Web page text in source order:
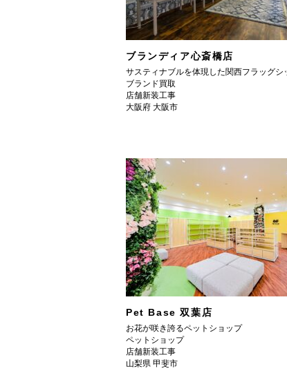
ブランディア心斎橋店
サスティナブルを体現した関西フラッグシ
ブランド買取
店舗新装工事
大阪府 大阪市
Pet Base 双葉店
お花が咲き誇るペットショップ
ペットショップ
店舗新装工事
山梨県 甲斐市